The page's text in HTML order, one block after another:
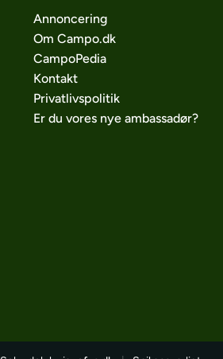
Annoncering
Om Campo.dk
CampoPedia
Kontakt
Privatlivspolitik
Er du vores nye ambassadør?